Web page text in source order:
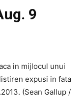
9
in mijlocul unui
expusi in fata
(Sean Gallup /